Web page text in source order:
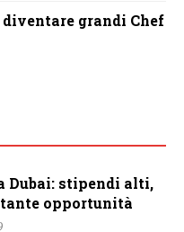
diventare grandi Chef
Dubai: stipendi alti,
opportunità